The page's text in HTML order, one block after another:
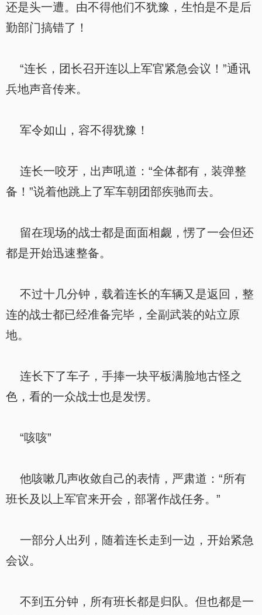
还是头一遭。由不得他们不犹豫，生怕是不是后
勤部门搞错了！
“连长，团长召开连以上军官紧急会议！”通讯
兵地声音传来。
军令如山，容不得犹豫！
连长一咬牙，出声吼道：“全体都有，装弹整
备！”说着他跳上了军车朝团部疾驰而去。
留在现场的战士都是面面相觑，愣了一会但还
都是开始迅速整备。
不过十几分钟，载着连长的车辆又是返回，整
连的战士都已经准备完毕，全副武装的站立原
地。
连长下了车子，手捧一块平板满脸地古怪之
色，看的一众战士也是发愣。
“咳咳”
他咳嗽几声收敛自己的表情，严肃道：“所有
班长及以上军官来开会，部署作战任务。”
一部分人出列，随着连长走到一边，开始紧急
会议。
不到五分钟，所有班长都是归队。但也都是一